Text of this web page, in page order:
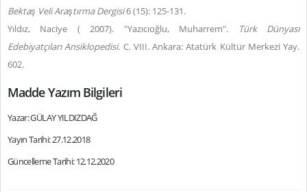
Bektaş Veli Araştırma Dergisi6 (15): 125-131.
Yıldız, Naciye ( 2007). "Yazıcıoğlu, Muharrem".
Türk Dünyası
Edebiyatçıları Ansiklopedisi. C. VIII. Ankara: Atatürk Kültür Merkezi Yay.
602.
Madde Yazım Bilgileri
Yazar: GÜLAY YILDIZDAĞ
Yayın Tarihi: 27.12.2018
Güncelleme Tarihi: 12.12.2020